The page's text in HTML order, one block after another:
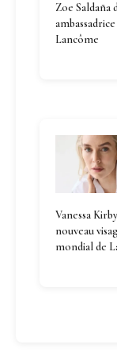
Zoe Saldaña
Lancôme
Vanessa
nouveau
mondial de